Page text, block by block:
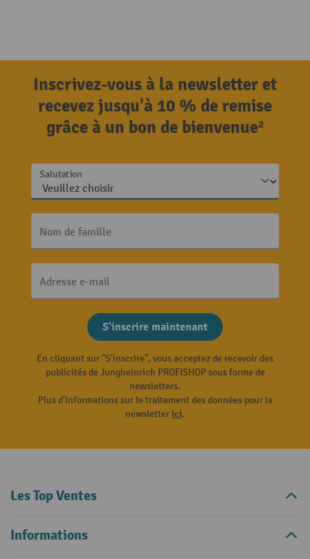
Inscrivez-vous à la newsletter et
recevez jusqu'à 10 % de remise
grâce à un bon de bienvenue²
Salutation
Nom de famille
Adresse e-mail
S'inscrire maintenant
En cliquant sur "S'inscrire", vous acceptez de recevoir des
publicités de Jungheinrich PROFISHOP sous forme de
newsletters.
Plus d'informations sur le traitement des données pour la
newsletterici.
Les Top Ventes
Informations